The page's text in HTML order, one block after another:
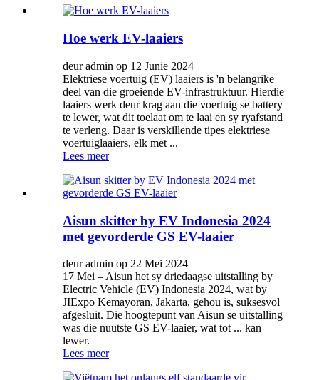
Hoe werk EV-laaiers
deur admin op 12 Junie 2024
Elektriese voertuig (EV) laaiers is 'n belangrike
deel van die groeiende EV-infrastruktuur. Hierdie
laaiers werk deur krag aan die voertuig se battery
te lewer, wat dit toelaat om te laai en sy ryafstand
te verleng. Daar is verskillende tipes elektriese
voertuiglaaiers, elk met ...
Lees meer
Aisun skitter by EV Indonesia 2024
met gevorderde GS EV-laaier
deur admin op 22 Mei 2024
17 Mei – Aisun het sy driedaagse uitstalling by
Electric Vehicle (EV) Indonesia 2024, wat by
JIExpo Kemayoran, Jakarta, gehou is, suksesvol
afgesluit. Die hoogtepunt van Aisun se uitstalling
was die nuutste GS EV-laaier, wat tot ... kan
lewer.
Lees meer